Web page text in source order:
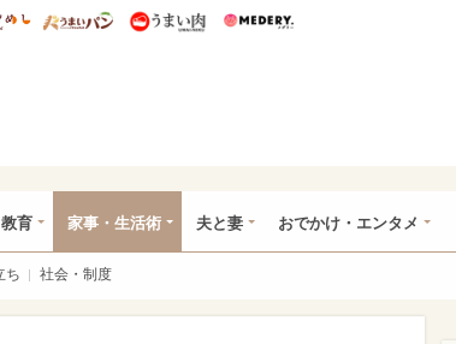
ズニー特集
うまいめし うまいパン うまい肉
育 家事・生活術 夫と妻 おでかけ・エンタメ
ち 社会・制度